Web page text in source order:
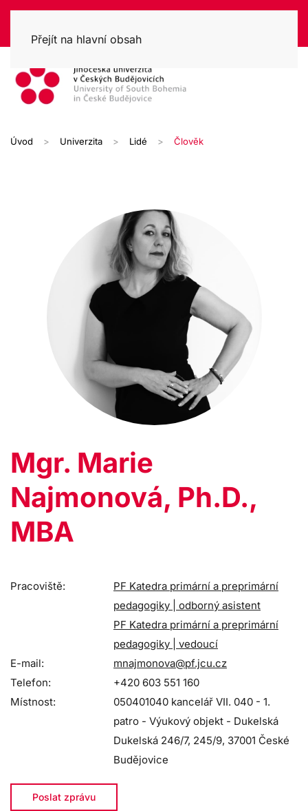
Přejít na hlavní obsah
Úvod Univerzita Lidé Člověk
Mgr. Marie
Najmonová, Ph.D.,
MBA
Pracoviště:
PF Katedra primární a preprimární
pedagogiky | odborný asistent
PF Katedra primární a preprimární
pedagogiky | vedoucí
E-mail:
mnajmonova@pf.jcu.cz
Telefon:
+420 603 551 160
Místnost:
050401040 kancelář VII. 040 - 1.
patro - Výukový objekt - Dukelská
Dukelská 246/7, 245/9, 37001 České
Budějovice
Poslat zprávu